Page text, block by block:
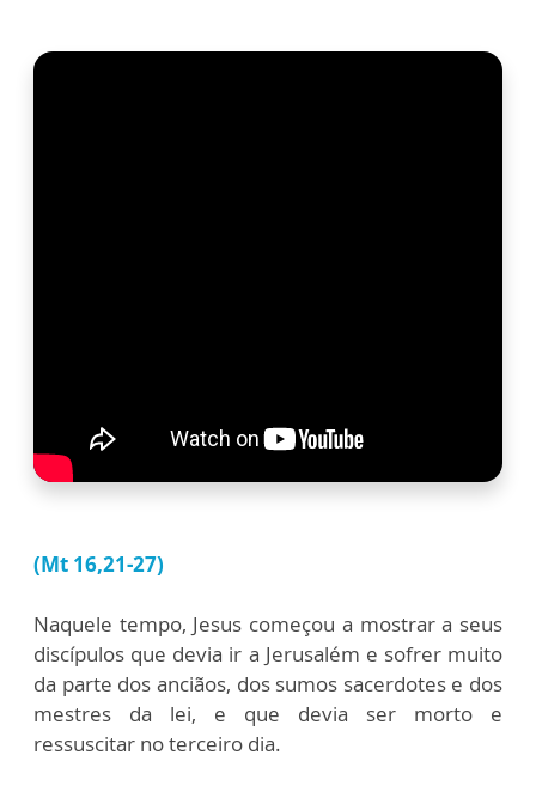
(Mt 16,21-27)
Naquele tempo, Jesus começou a mostrar a seus
discípulos que devia ir a Jerusalém e sofrer muito
da parte dos anciãos, dos sumos sacerdotes e dos
mestres da lei, e que devia ser morto e
ressuscitar no terceiro dia.